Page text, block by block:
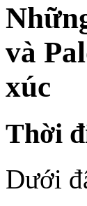
và
xúc
Thời
Dưới